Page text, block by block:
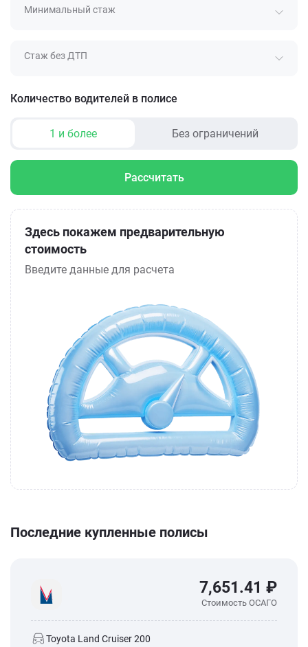
Минимальный стаж
Стаж без ДТП
Количество водителей в полисе
1 и более Без ограничений
Рассчитать
Здесь покажем предварительную
стоимость
Введите данные для расчета
Последние купленные полисы
7,651.41 ₽
Стоимость ОСАГО
Toyota Land Cruiser 200